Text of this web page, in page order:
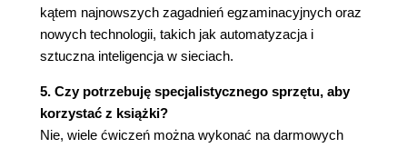
Komunikacja w sieci Ethernet -
podsumowanie
Pytania kontrolne
Rozdział 5. Emulator GNS3 i symulator Cisco
Packet Tracer
kątem najnowszych zagadnień egzaminacyjnych oraz
nowych technologii, takich jak automatyzacja i
sztuczna inteligencja w sieciach.
5. Czy potrzebuję specjalistycznego sprzętu, aby
korzystać z książki?
Nie, wiele ćwiczeń można wykonać na darmowych